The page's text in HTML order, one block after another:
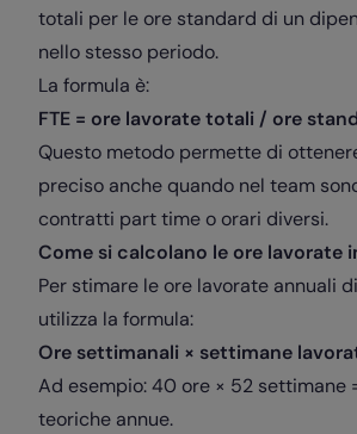
totali per le ore standard di un
nello stesso periodo.
La formula è:
FTE = ore lavorate totali / ore
Questo metodo permette di
preciso anche quando nel team
contratti part time o orari diversi.
Come si calcolano le ore lavorate
Per stimare le ore lavorate annuali
utilizza la formula:
Ore settimanali × settimane
Ad esempio: 40 ore × 52 settimane
teoriche annue.